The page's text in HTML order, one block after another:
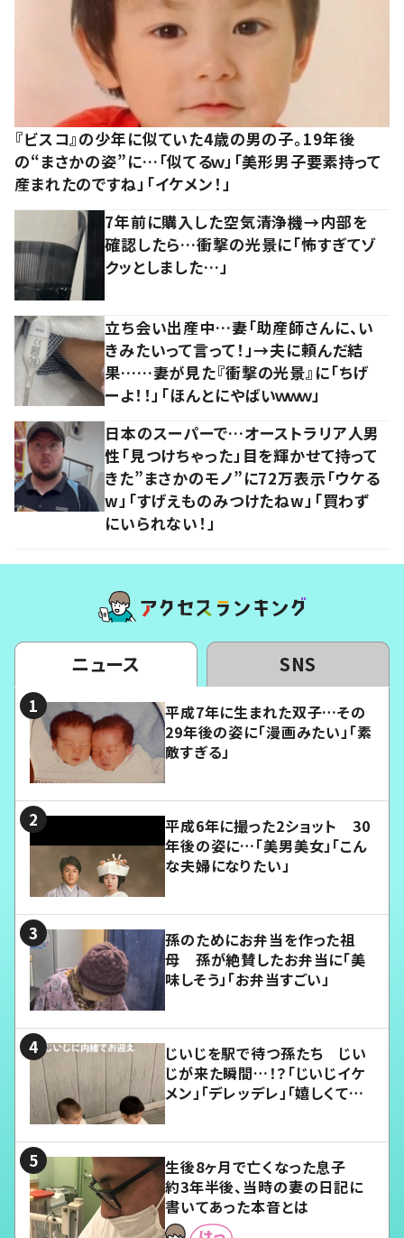
『ビスコ』の少年に似ていた4歳の男の子。19年後
の“まさかの姿”に…「似てるｗ」「美形男子要素持って
産まれたのですね」「イケメン！」
7年前に購入した空気清浄機→内部を
確認したら…衝撃の光景に「怖すぎてゾ
クッとしました…」
立ち会い出産中…妻「助産師さんに、い
きみたいって言って！」→夫に頼んだ結
果……妻が見た『衝撃の光景』に「ちげ
ーよ！！」「ほんとにやばいｗｗｗ」
日本のスーパーで…オーストラリア人男
性「見つけちゃった」目を輝かせて持って
きた”まさかのモノ”に72万表示「ウケる
w」「すげえものみつけたねw」「買わず
にいられない！」
ニュース SNS
平成7年に生まれた双子…その
29年後の姿に「漫画みたい」「素
敵すぎる」
平成6年に撮った2ショット 30
年後の姿に…「美男美女」「こん
な夫婦になりたい」
孫のためにお弁当を作った祖
母 孫が絶賛したお弁当に「美
味しそう」「お弁当すごい」
じいじを駅で待つ孫たち じい
じが来た瞬間…！？「じいじイケ
メン」「デレッデレ」「嬉しくて可
生後8ヶ月で亡くなった息子
約3年半後、当時の妻の日記に
書いてあった本音とは